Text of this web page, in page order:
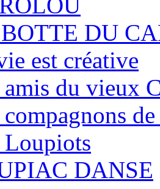
DU
est créative
amis du vieux
compagnons
Loupiots
DANSE